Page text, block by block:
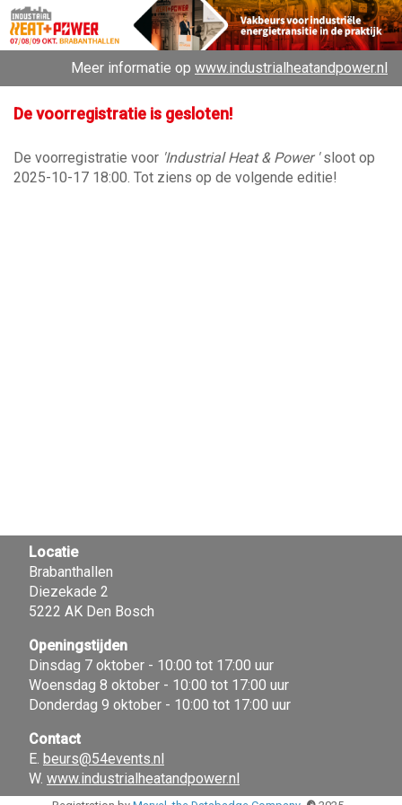
Meer informatie op www.industrialheatandpower.nl
De voorregistratie is gesloten!
De voorregistratie voor 'Industrial Heat & Power ' sloot op
2025-10-17 18:00. Tot ziens op de volgende editie!
Locatie
Brabanthallen
Diezekade 2
5222 AK Den Bosch
Openingstijden
Dinsdag 7 oktober - 10:00 tot 17:00 uur
Woensdag 8 oktober - 10:00 tot 17:00 uur
Donderdag 9 oktober - 10:00 tot 17:00 uur
Contact
E. beurs@54events.nl
W. www.industrialheatandpower.nl